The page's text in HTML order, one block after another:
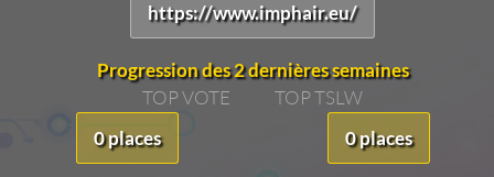
https://www.imphair.eu/
Progression des 2 dernières semaines
TOP VOTE
0 places
TOP TSLW
0 places